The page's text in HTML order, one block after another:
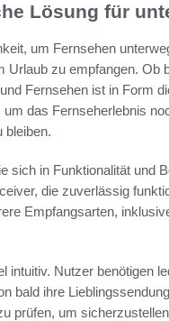
Lösung für
um Fernsehen
zu empfangen. Ob
Fernsehen ist in Form
um das Fernseherlebnis
bleiben.
sich in Funktionalität und
die zuverlässig
Empfangsarten,
intuitiv. Nutzer benötigen
bald ihre
prüfen, um